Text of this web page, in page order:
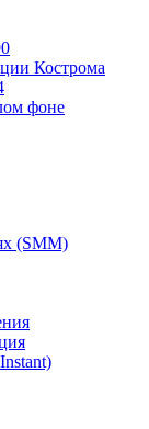
Кострома
(SMM)